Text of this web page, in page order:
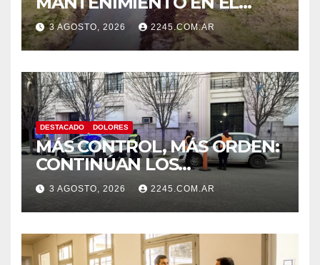
CANAL LA PICASA
3 AGOSTO, 2026 2245.COM.AR
DESTACADO DOLORES
MÁS CONTROL, MÁS ORDEN:
CONTINÚAN LOS
OPERATIVOS PREVENTIVOS
DE TRÁNSITO EN DOLORES
3 AGOSTO, 2026 2245.COM.AR